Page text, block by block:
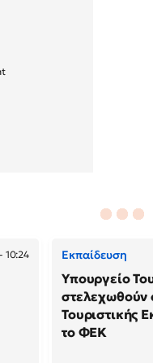
10:24 Εκπαίδευση
Υπουργείο
στελεχωθούν
Τουριστικής
το ΦΕΚ